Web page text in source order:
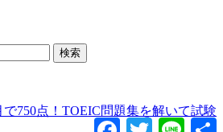
で750点！TOEIC問題集を解いて試験
FacebookTwitter Line